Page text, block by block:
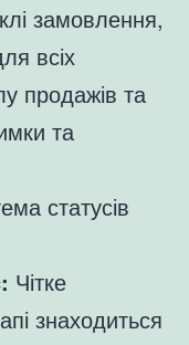
замовлення,
всіх
продажів та
та
статусів
Чітке
знаходиться